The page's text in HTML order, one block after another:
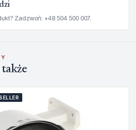
Zadzwoń: +48 504 500 007.